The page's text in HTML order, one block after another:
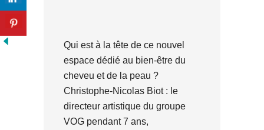
Qui est à la tête de ce nouvel
espace dédié au bien-être du
cheveu et de la peau ?
Christophe-Nicolas Biot : le
directeur artistique du groupe
VOG pendant 7 ans,